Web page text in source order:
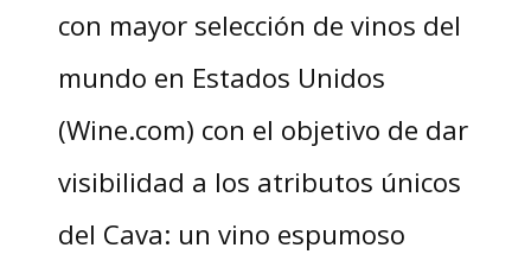
con mayor selección de vinos del
mundo en Estados Unidos
(Wine.com) con el objetivo de dar
visibilidad a los atributos únicos
del Cava: un vino espumoso